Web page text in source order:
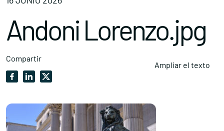
Andoni Lorenzo.jpg
Compartir
Ampliar el texto